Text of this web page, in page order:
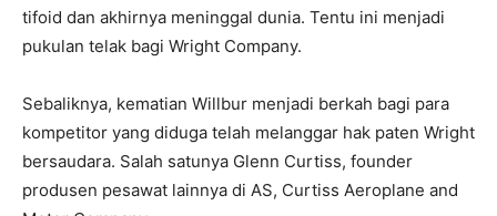
tifoid dan akhirnya meninggal dunia. Tentu ini menjadi
pukulan telak bagi Wright Company.
Sebaliknya, kematian Willbur menjadi berkah bagi para
kompetitor yang diduga telah melanggar hak paten Wright
bersaudara. Salah satunya Glenn Curtiss, founder
produsen pesawat lainnya di AS, Curtiss Aeroplane and